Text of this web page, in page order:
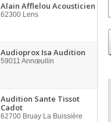
Alain Afflelou Acousticien
62300 Lens
Audioprox Isa Audition
59011 Annœullin
Audition Sante Tissot
Cadot
62700 Bruay La Buissière